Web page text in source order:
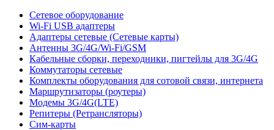
Сетевое оборудование
Wi-Fi USB адаптеры
Адаптеры сетевые (Сетевые карты)
Антенны 3G/4G/Wi-Fi/GSM
Кабельные сборки, переходники, пигтейлы для 3G/4G
Коммутаторы сетевые
Комплекты оборудования для сотовой связи, интернета
Маршрутизаторы (роутеры)
Модемы 3G/4G(LTE)
Репитеры (Ретрансляторы)
Сим-карты